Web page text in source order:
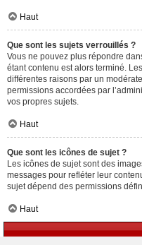
Haut
Que sont les sujets verrouillés ?
Vous ne pouvez plus répondre
étant contenu est alors terminé.
différentes raisons par un
permissions accordées par
vos propres sujets.
Haut
Que sont les icônes de sujet ?
Les icônes de sujet sont des
messages pour refléter leur
sujet dépend des permissions
Haut